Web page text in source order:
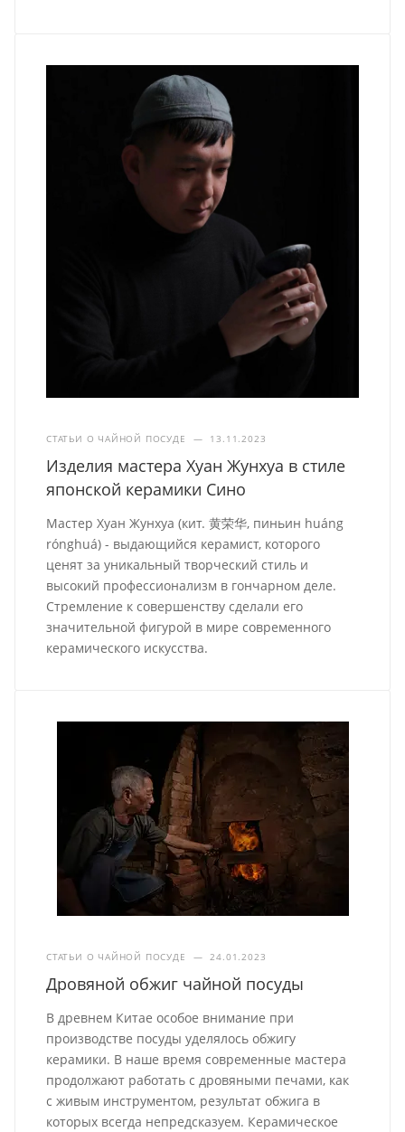
СТАТЬИ О ЧАЙНОЙ ПОСУДЕ — 13.11.2023
Изделия мастера Хуан Жунхуа в стиле
японской керамики Сино
Мастер Хуан Жунхуа (кит. 黄荣华, пиньин huáng
rónghuá) - выдающийся керамист, которого
ценят за уникальный творческий стиль и
высокий профессионализм в гончарном деле.
Стремление к совершенству сделали его
значительной фигурой в мире современного
керамического искусства.
СТАТЬИ О ЧАЙНОЙ ПОСУДЕ — 24.01.2023
Дровяной обжиг чайной посуды
В древнем Китае особое внимание при
производстве посуды уделялось обжигу
керамики. В наше время современные мастера
продолжают работать с дровяными печами, как
с живым инструментом, результат обжига в
которых всегда непредсказуем. Керамическое